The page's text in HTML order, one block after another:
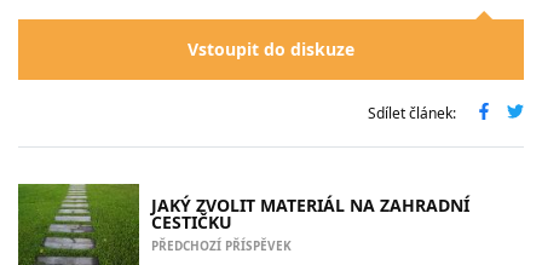
Vstoupit do diskuze
Sdílet článek:
JAKÝ ZVOLIT MATERIÁL NA ZAHRADNÍ
CESTIČKU
PŘEDCHOZÍ PŘÍSPĚVEK